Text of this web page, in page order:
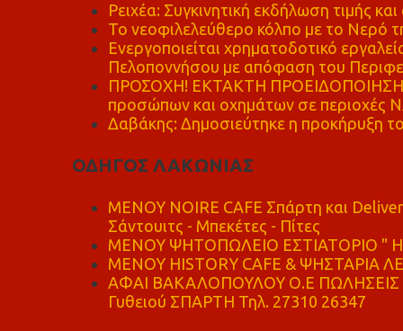
Ρειχέα: Συγκινητική εκδήλωση τιμής
Το νεοφιλελεύθερο κόλπο με το Νερό
Ενεργοποιείται χρηματοδοτικό
Πελοποννήσου με απόφαση του
ΠΡΟΣΟΧΗ! ΕΚΤΑΚΤΗ ΠΡΟΕΙΔΟΠΟΙΗΣΗ -
προσώπων και οχημάτων σε περιοχές
Δαβάκης: Δημοσιεύτηκε η προκήρυξη
ΟΔΗΓΟΣ ΛΑΚΩΝΙΑΣ
MENOY NOIRE CAFE Σπάρτη και
Σάντουιτς - Μπεκέτες - Πίτες
ΜΕΝΟΥ ΨΗΤΟΠΩΛΕΙΟ ΕΣΤΙΑΤΟΡΙΟ "
ΜΕΝΟΥ HISTORY CAFE & ΨΗΣΤΑΡΙΑ
ΑΦΑΙ ΒΑΚΑΛΟΠΟΥΛΟΥ Ο.Ε ΠΩΛΗΣΕΙΣ
Γυθειού ΣΠΑΡΤΗ Τηλ. 27310 26347